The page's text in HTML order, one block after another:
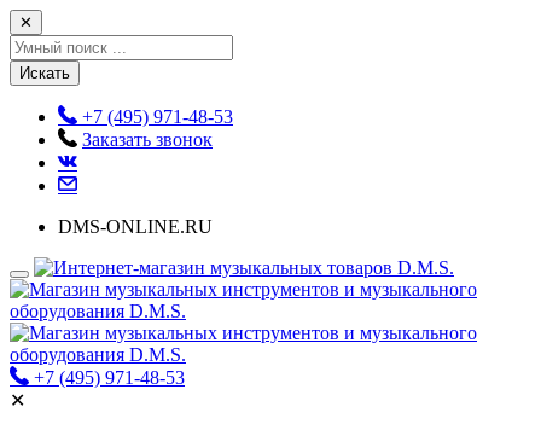
✕
Искать
+7 (495) 971-48-53
Заказать звонок
DMS-ONLINE.RU
+7 (495) 971-48-53
✕